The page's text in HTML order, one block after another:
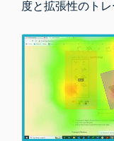
度と拡張性のト